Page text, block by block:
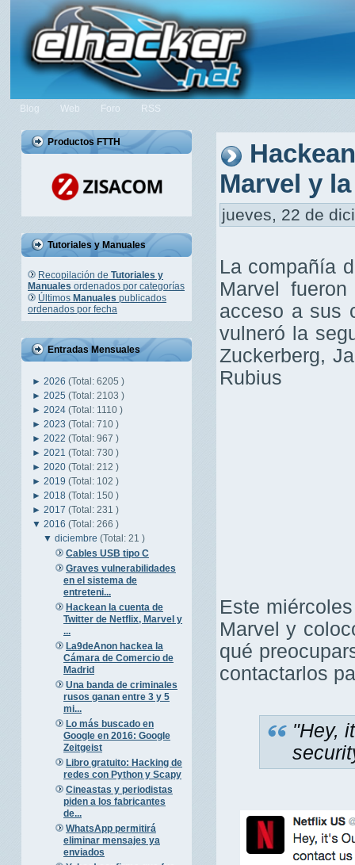
Blog Web Foro RSS
Productos FTTH
Tutoriales y Manuales
Recopilación de Tutoriales y
Manuales ordenados por categorías
Últimos Manuales publicados
ordenados por fecha
Entradas Mensuales
► 2026 (Total: 6205 )
► 2025 (Total: 2103 )
► 2024 (Total: 1110 )
► 2023 (Total: 710 )
► 2022 (Total: 967 )
► 2021 (Total: 730 )
► 2020 (Total: 212 )
► 2019 (Total: 102 )
► 2018 (Total: 150 )
► 2017 (Total: 231 )
▼ 2016 (Total: 266 )
▼diciembre(Total: 21 )
Cables USB tipo C
Graves vulnerabilidades
en el sistema de
entreteni...
Hackean la cuenta de
Twitter de Netflix, Marvel y
...
La9deAnon hackea la
Cámara de Comercio de
Madrid
Una banda de criminales
rusos ganan entre 3 y 5
mi...
Lo más buscado en
Google en 2016: Google
Zeitgeist
Libro gratuito: Hacking de
redes con Python y Scapy
Cineastas y periodistas
piden a los fabricantes
de...
WhatsApp permitirá
eliminar mensajes ya
enviados
Marvel y
jueves, 22 de
La compañía
Marvel
acceso a sus
vulneró la
Zuckerberg,
Rubius
Este
Marvel y
qué
contactarlos
"Hey,